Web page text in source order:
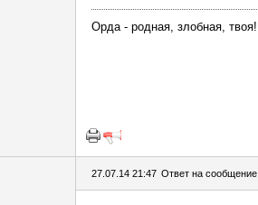
Орда - родная, злобная, твоя!
27.07.14 21:47 Ответ на сообщение